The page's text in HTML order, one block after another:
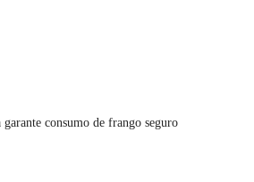
consumo de frango seguro